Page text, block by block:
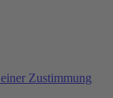
Zustimmung